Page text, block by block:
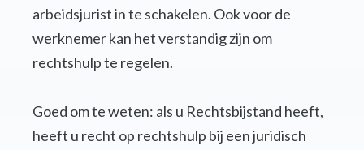
arbeidsjurist in te schakelen. Ook voor de
werknemer kan het verstandig zijn om
rechtshulp te regelen.
Goed om te weten: als u Rechtsbijstand heeft,
heeft u recht op rechtshulp bij een juridisch